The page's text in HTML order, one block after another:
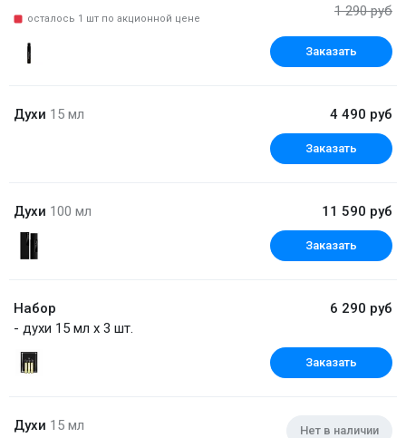
осталось 1 шт по акционной цене
1 290 руб
Заказать
Духи 15 мл 4 490 руб
Заказать
Духи 100 мл 11 590 руб
Заказать
Набор
- духи 15 мл x 3 шт.
6 290 руб
Заказать
Духи 15 мл
Нет в наличии